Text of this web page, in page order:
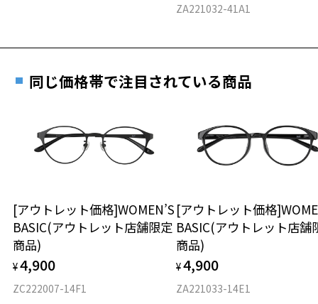
15.3g
※着脱式サングラス：デモレンズ、アタッチメント込みの重さ
タイプ
材質
フロント素材：アセテート
安心3 かかり具合調整無料
す。
もっと見る
ZA221032-41A1
同じ価格帯で注目されている商品
[アウトレット価格]WOMEN’S
BASIC(アウトレット店舗限定
商品)
¥4,900
ZC222007-14F1
[アウトレット価格
BASIC(アウトレット店舗
商品)
¥4,900
ZA221033-14E1